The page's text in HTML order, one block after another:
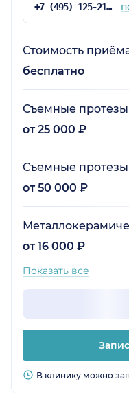
+7 (495) 125-21-78
Стоимость
бесплатно
Съемные
от 25 000 ₽
Съемные протезы
от 50 000 ₽
от 16 000 ₽
Показать все
В клинику можно